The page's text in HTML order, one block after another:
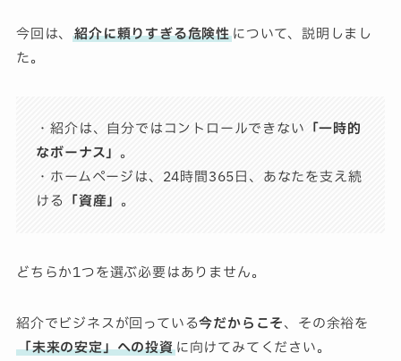
今回は、紹介に頼りすぎる危険性について、説明しまし
た。
・紹介は、自分ではコントロールできない
「一時的
なボーナス」。
・ホームページは、24時間365日、あなたを支え続
ける
「資産」 。
どちらか1つを選ぶ必要はありません。
紹介でビジネスが回っている今だからこそ 、その余裕を
「未来の安定」への投資に向けてみてください。